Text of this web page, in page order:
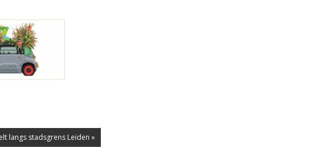
langs stadsgrens Leiden »